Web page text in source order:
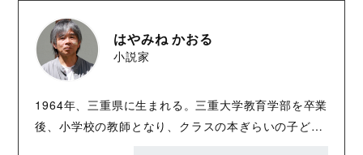
はやみね かおる
小説家
1964年、三重県に生まれる。三重大学教育学部を卒業
後、小学校の教師となり、クラスの本ぎらいの子ども